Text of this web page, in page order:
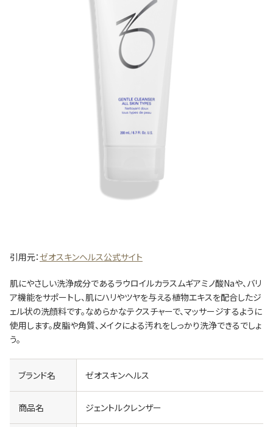
引用元：ゼオスキンヘルス公式サイト
肌にやさしい洗浄成分であるラウロイルカラスムギアミノ酸Naや、バリ
ア機能をサポートし、肌にハリやツヤを与える植物エキスを配合したジ
ェル状の洗顔料です。なめらかなテクスチャーで、マッサージするように
使用します。皮脂や角質、メイクによる汚れをしっかり洗浄できるでしょ
う。
ブランド名 ゼオスキンヘルス
商品名 ジェントルクレンザー